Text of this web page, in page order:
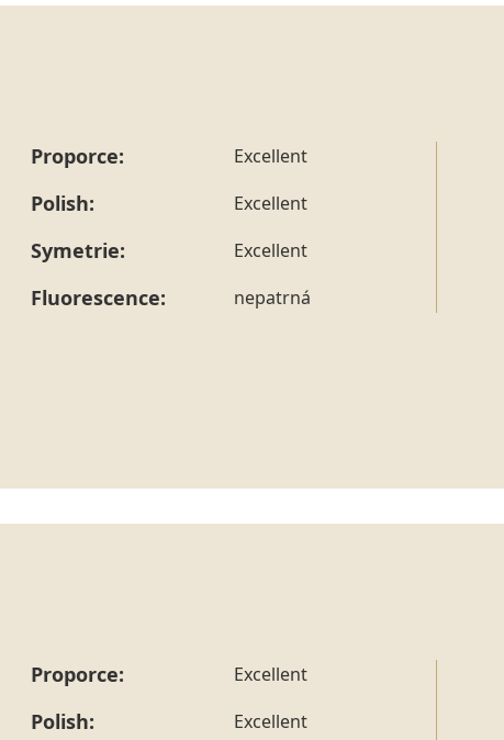
Proporce: Excellent
Polish: Excellent
Symetrie: Excellent
Fluorescence: nepatrná
Proporce: Excellent
Polish: Excellent